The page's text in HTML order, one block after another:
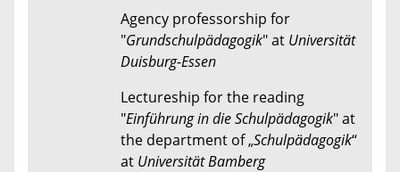
Agency professorship for
"Grundschulpädagogik" at Universität
Duisburg-Essen
Lectureship for the reading
"Einführung in die Schulpädagogik" at
the department of „Schulpädagogik“
at Universität Bamberg